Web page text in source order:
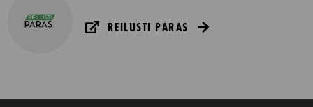
REILUSTI PARAS